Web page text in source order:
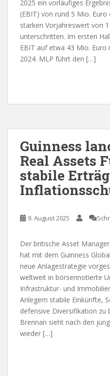
2025 ein vorläufiges
(EBIT) von rund 5 Mio.
starken Vorjahreswert von
unterschritten. Im ersten
EBIT auf etwa 43 Mio. Euro
2024. MLP führt den […]
Guinness
Real Assets
stabile
9. August 2025
Der britische Asset
hat mit dem Guinness
neue Anlagestrategie
weltweit in börsennotierte
Infrastruktur- und
Anlegern stabile Einkünfte,
defensive Diversifikation zu
Brennan sieht nach den
wieder […]